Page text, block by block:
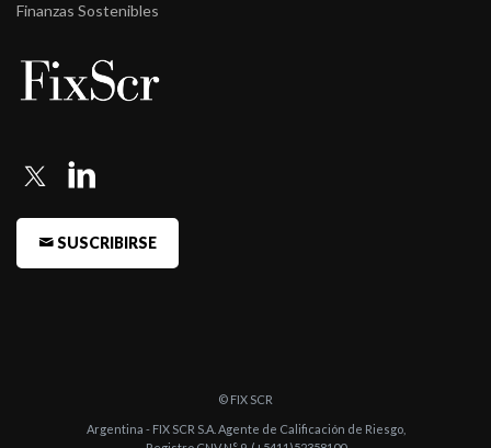
Finanzas Sostenibles
SUSCRIBIRSE
© FIX SCR
Argentina - FIX SCR S.A. Agente de Calificación de Riesgo,